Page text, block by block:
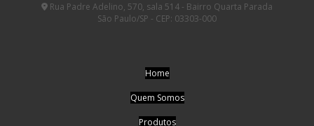
Rua Padre Adelino, 570, sala 514 - Bairro Quarta Parada
São Paulo/SP - CEP: 03303-000
Home
Quem Somos
Produtos